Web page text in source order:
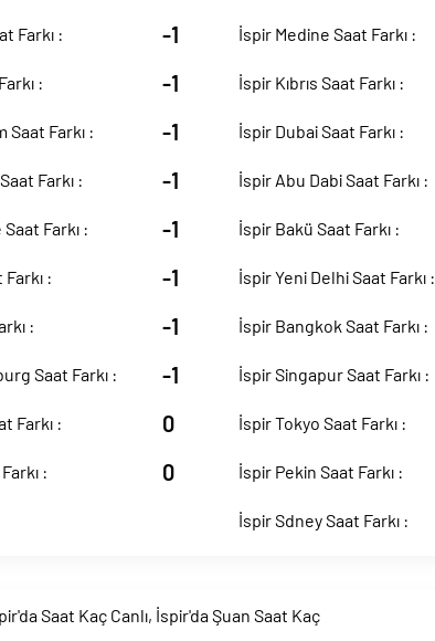
Farkı : -1
: -1
Farkı : -1
Farkı : -1
Farkı : -1
: -1
: -1
Saat Farkı : -1
Farkı : 0
: 0
İspir Medine Saat Farkı :
İspir Kıbrıs Saat Farkı :
İspir Dubai Saat Farkı :
İspir Abu Dabi Saat Farkı :
İspir Bakü Saat Farkı :
İspir Yeni Delhi Saat Farkı :
İspir Bangkok Saat Farkı :
İspir Singapur Saat Farkı :
İspir Tokyo Saat Farkı :
İspir Pekin Saat Farkı :
İspir Sdney Saat Farkı :
Saat Kaç Canlı, İspir'da Şuan Saat Kaç